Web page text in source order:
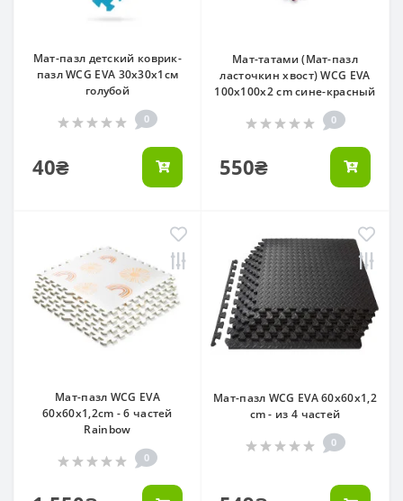
Мат-пазл детский коврик-
пазл WCG EVA 30х30х1см
голубой
0
40₴
Мат-татами (Мат-пазл
ласточкин хвост) WCG EVA
100х100х2 cm сине-красный
0
550₴
Мат-пазл WCG EVA
60х60х1,2cm - 6 частей
Rainbow
0
Мат-пазл WCG EVA 60х60х1,2
cm - из 4 частей
0